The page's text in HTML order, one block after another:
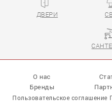
ДВЕРИ
О нас
Бренды
Пользовательское соглашение